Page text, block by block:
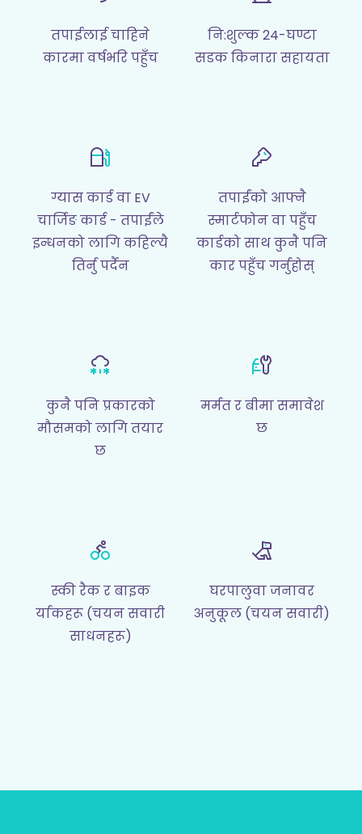
तपाईलाई चाहिने
कारमा वर्षभरि पहुँच
नि:शुल्क 24-घण्टा
सडक किनारा सहायता
ग्यास कार्ड वा EV
चार्जिङ कार्ड - तपाईंले
इन्धनको लागि कहिल्यै
तिर्नु पर्दैन
तपाईंको आफ्नै
स्मार्टफोन वा पहुँच
कार्डको साथ कुनै पनि
कार पहुँच गर्नुहोस्
कुनै पनि प्रकारको
मौसमको लागि तयार
छ
मर्मत र बीमा समावेश
छ
स्की रैक र बाइक
र्याकहरू (चयन सवारी
साधनहरू)
घरपालुवा जनावर
अनुकूल (चयन सवारी)